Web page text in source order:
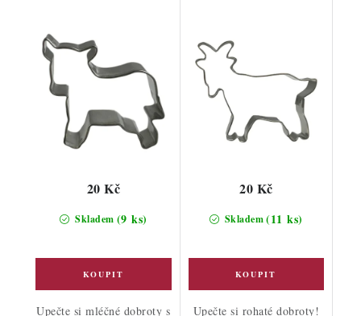
Skladem (9 ks)
20 Kč
Upečte si mléčné dobroty s
Skladem(11 ks)
20 Kč
Upečte si rohaté dobroty!